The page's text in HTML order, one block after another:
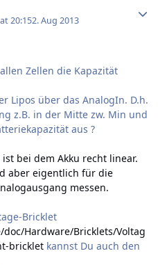
20:152. Aug 2013
Zellen die Kapazität
Lipos über das AnalogIn. D.h.
z.B. in der Mitte zw. Min und
aus ?
bei dem Akku recht linear.
aber eigentlich für die
messen.
Bricklet
Hardware/Bricklets/Voltag
bricklet kannst Du auch den